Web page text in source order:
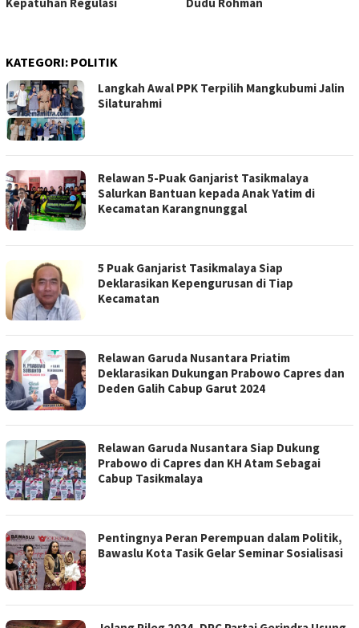
Kepatuhan Regulasi
Dudu Rohman
KATEGORI: POLITIK
Langkah Awal PPK Terpilih Mangkubumi Jalin
Silaturahmi
Relawan 5-Puak Ganjarist Tasikmalaya
Salurkan Bantuan kepada Anak Yatim di
Kecamatan Karangnunggal
5 Puak Ganjarist Tasikmalaya Siap
Deklarasikan Kepengurusan di Tiap
Kecamatan
Relawan Garuda Nusantara Priatim
Deklarasikan Dukungan Prabowo Capres dan
Deden Galih Cabup Garut 2024
Relawan Garuda Nusantara Siap Dukung
Prabowo di Capres dan KH Atam Sebagai
Cabup Tasikmalaya
Pentingnya Peran Perempuan dalam Politik,
Bawaslu Kota Tasik Gelar Seminar Sosialisasi